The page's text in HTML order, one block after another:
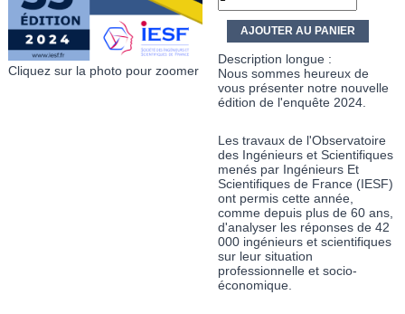
Cliquez sur la photo pour zoomer
Description longue :
Nous sommes heureux de
vous présenter notre nouvelle
édition de l'enquête 2024.
Les travaux de l'Observatoire
des Ingénieurs et Scientifiques
menés par Ingénieurs Et
Scientifiques de France (IESF)
ont permis cette année,
comme depuis plus de 60 ans,
d'analyser les réponses de 42
000 ingénieurs et scientifiques
sur leur situation
professionnelle et socio-
économique.